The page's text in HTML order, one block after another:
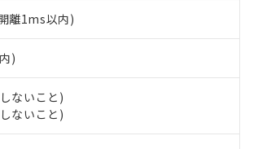
離1ms以内)
)
ないこと)
ないこと)
しておりました。
了していることから、特段のことがない限り、